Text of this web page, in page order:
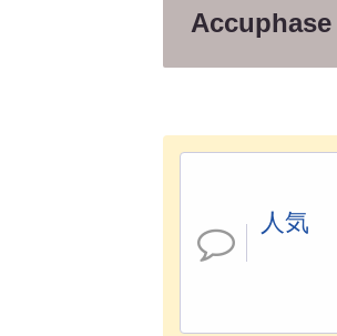
Accuphase
人